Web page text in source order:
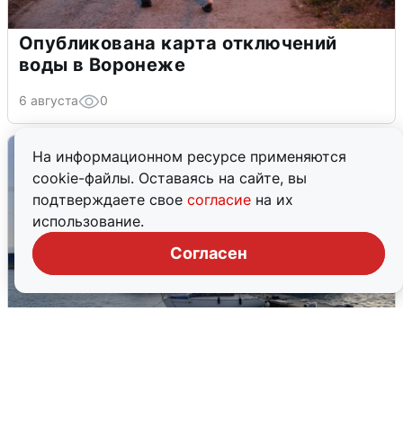
На информационном ресурсе применяются
cookie-файлы. Оставаясь на сайте, вы
подтверждаете свое согласие на их
использование.
Согласен
Опубликована карта отключений
воды в Воронеже
6 августа 0